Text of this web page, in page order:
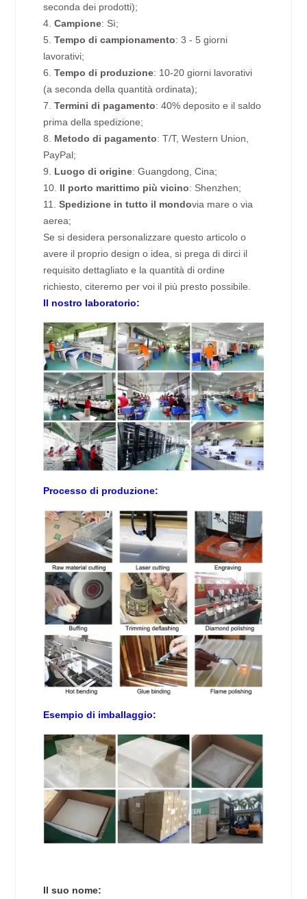
seconda dei prodotti);
4.Campione: Sì;
5. Tempo di campionamento: 3 - 5 giorni
lavorativi;
6.Tempo di produzione: 10-20 giorni lavorativi
(a seconda della quantità ordinata);
7.Termini di pagamento: 40% deposito e il saldo
prima della spedizione;
8. Metodo di pagamento: T/T, Western Union,
PayPal;
9. Luogo di origine: Guangdong, Cina;
10. Il porto marittimo più vicino: Shenzhen;
11.Spedizione in tutto il mondovia mare o via
aerea;
Se si desidera personalizzare questo articolo o
avere il proprio design o idea, si prega di dirci il
requisito dettagliato e la quantità di ordine
richiesto, citeremo per voi il più presto possibile.
Il nostro laboratorio:
Processo di produzione:
Esempio di imballaggio:
Il suo nome: